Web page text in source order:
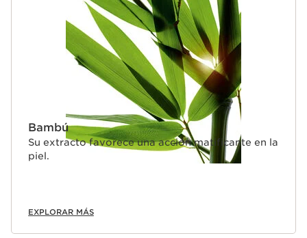
Bambú
Su extracto favorece una acción matificante en la
piel.
EXPLORAR MÁS